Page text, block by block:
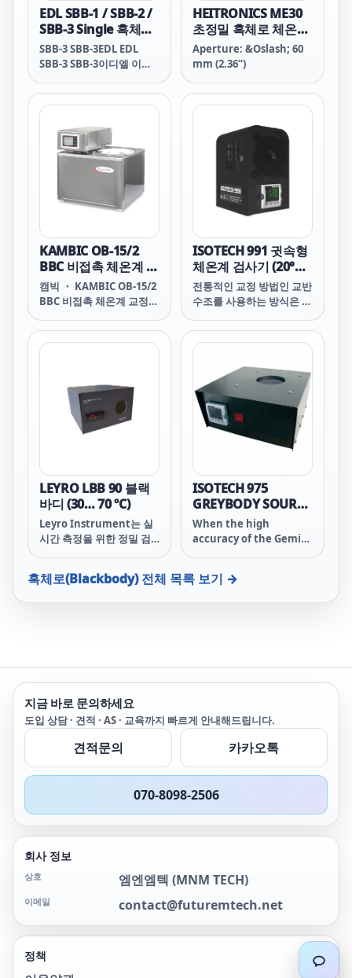
EDL DBB-650 DBB-650 이
디엘 이디엘 DBB-650
DBB-350 DB
EDL SBB-1 / SBB-2 /
SBB-3 Single 흑체로
(-30℃..+110/350/650
℃)
SBB-3 SBB-3EDL EDL
SBB-3 SBB-3이디엘 이디
EDL EDL SBB-2 SBB-2이
디엘 이디엘SBB-2 SBB-1
SBB-1 EDL EDLSBB-1
SBB-1이디엘 이디엘 SBB-
1 SBB 3 SBB 3EDL EDL
SBB 3 SBB 3이디엘 이디
엘 SBB 3 SBB 2 SBB 2
EDL EDL SBB 2 SBB 2이디
엘 이디엘SBB 2 SBB 1
SBB 1 EDL EDLSBB 1 SBB
1이디엘 이디엘 SBB 1
HEITRONICS ME30
초정밀 흑체로 체온계
교정 등
(-20/50/-350℃)
Aperture: &Oslash; 60
mm (2.36“)
KAMBIC OB-15/2
BBC 비접촉 체온계 교
정시스템 (30 ºC ...
130 ºC)
캠빅 ・ KAMBIC OB-15/2
BBC 비접촉 체온계 교정시
Contact Thermometer
Calibrator Blackbody
calibration fluid bath
Metrological
uniformity and
stability in mK range
PRT or SPRT for
monitoring fluid
stability Temperature
range: 30
ISOTECH 991 귓속형
체온계 검사기 (20°C ~
50°C)
전통적인 교정 방법인 교반
수조를 사용하는 방식은 번
수 없기 때문에, 특히 실험
실 외부에서 빈번한 교정이
설에 물리적, 재정적 부담
을 줍니다.
LEYRO LBB 90 블랙
바디 (30… 70 ºC)
Leyro Instrument는 실
시간 측정을 위한 정밀 검
대응을 제공하고 있습니다.
ISOTECH 975
GREYBODY SOURCE
(50°C to 350°C)
When the high
accuracy of the Gemini
effective solution for
흑체로(Blackbody)전체 목록 보기 →
지금 바로 문의하세요
도입 상담 · 견적 · AS · 교육까지 빠르게 안내해드립니다.
견적문의 카카오톡
070-8098-2506
회사 정보
상호 엠엔엠텍 (MNM TECH)
이메일 contact@futuremtech.net
정책